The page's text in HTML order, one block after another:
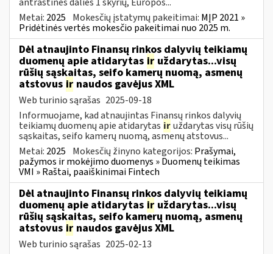
Metai: 2025 Mokesčių įstatymų pakeitimai: MĮP 2021 »
Pridėtinės vertės mokesčio pakeitimai nuo 2025 m.
Dėl atnaujinto Finansų rinkos dalyvių teikiamų
duomenų apie atidarytas ir uždarytas...visų
rūšių sąskaitas, seifo kamerų nuomą, asmenų
atstovus ir naudos gavėjus XML
Web turinio sąrašas 2025-09-18
Informuojame, kad atnaujintas Finansų rinkos dalyvių
teikiamų duomenų apie atidarytas iruždarytas visų rūšių
sąskaitas, seifo kamerų nuomą, asmenų atstovus...
Metai: 2025 Mokesčių žinyno kategorijos: Prašymai,
pažymos ir mokėjimo duomenys » Duomenų teikimas
VMI » Raštai, paaiškinimai Fintech
Dėl atnaujinto Finansų rinkos dalyvių teikiamų
duomenų apie atidarytas ir uždarytas...visų
rūšių sąskaitas, seifo kamerų nuomą, asmenų
atstovus ir naudos gavėjus XML
Web turinio sąrašas 2025-02-13